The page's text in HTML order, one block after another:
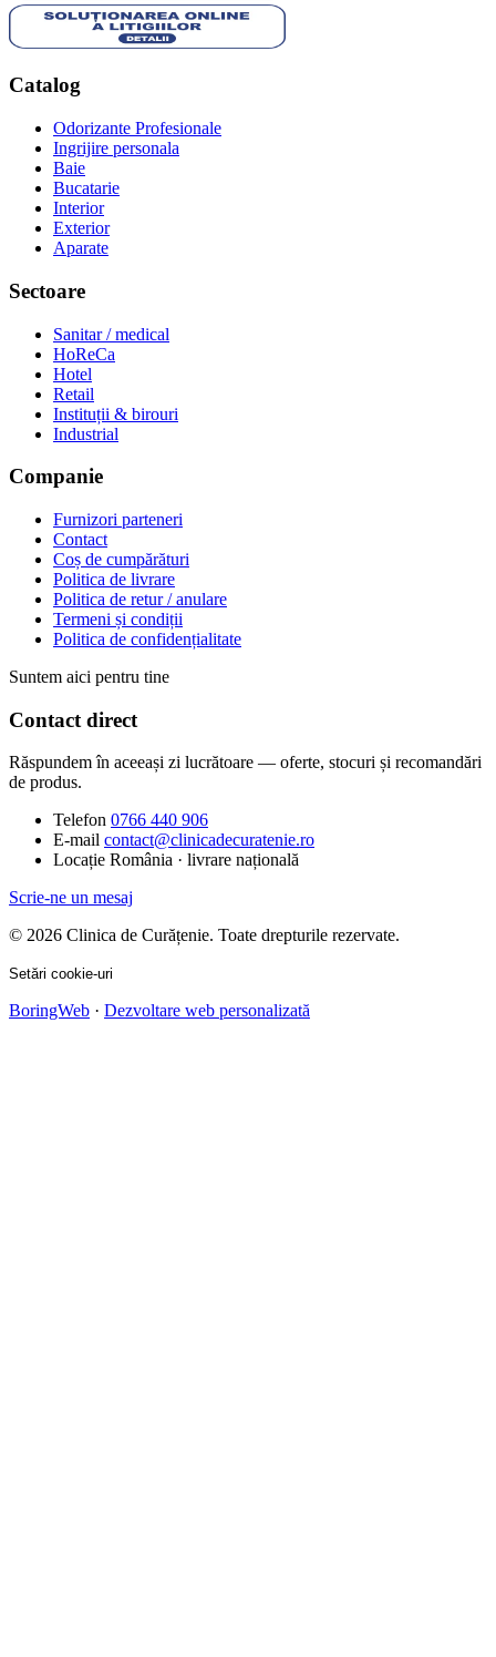
Catalog
Odorizante Profesionale
Ingrijire personala
Baie
Bucatarie
Interior
Exterior
Aparate
Sectoare
Sanitar / medical
HoReCa
Hotel
Retail
Instituții & birouri
Industrial
Companie
Furnizori parteneri
Contact
Coș de cumpărături
Politica de livrare
Politica de retur / anulare
Termeni și condiții
Politica de confidențialitate
Suntem aici pentru tine
Contact direct
Răspundem în aceeași zi lucrătoare — oferte, stocuri și recomandări
de produs.
Telefon 0766 440 906
E-mail contact@clinicadecuratenie.ro
Locație România · livrare națională
Scrie-ne un mesaj
© 2026 Clinica de Curățenie. Toate drepturile rezervate.
Setări cookie-uri
BoringWeb · Dezvoltare web personalizată